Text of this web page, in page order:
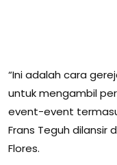
“Ini adalah cara
untuk mengambil
event-event
Frans Teguh dilansir
Flores.